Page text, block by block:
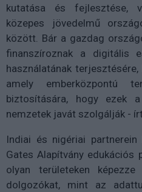
kutatása és fejlesztése,
közepes jövedelmű
között. Bár a gazdag
finanszíroznak a digitális
használatának
amely emberközpontú
biztosítására, hogy ezek
nemzetek javát szolgálják -
Indiai és nigériai
Gates Alapítvány edukációs
olyan területeken
dolgozókat, mint az